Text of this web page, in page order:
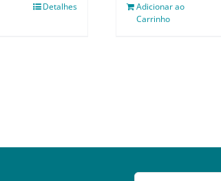
Detalhes
Adicionar ao
Carrinho